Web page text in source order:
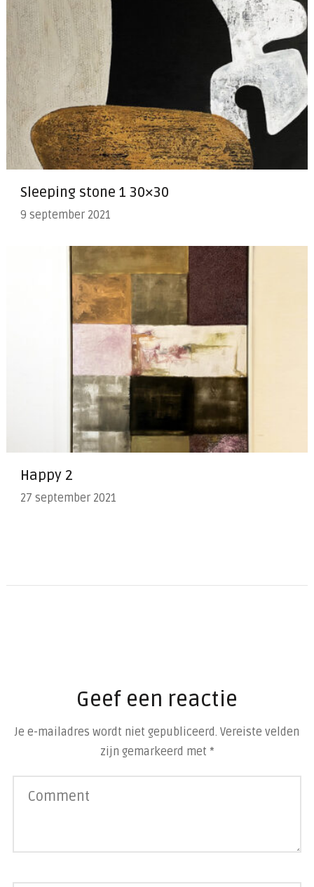
Sleeping stone 1 30×30
9 september 2021
Happy 2
27 september 2021
Geef een reactie
Je e-mailadres wordt niet gepubliceerd. Vereiste velden
zijn gemarkeerd met *